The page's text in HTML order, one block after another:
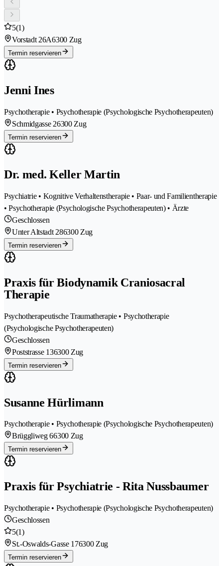
5(1)
Vorstadt 26A6300 Zug
Termin reservieren
Jenni Ines
Psychotherapie • Psychotherapie (Psychologische Psychotherapeuten)
Schmidgasse 26300 Zug
Termin reservieren
Dr. med. Keller Martin
Psychiatrie • Kognitive Verhaltenstherapie • Paar- und Familientherapie
• Psychotherapie (Psychologische Psychotherapeuten) • Ärzte
Geschlossen
Unter Altstadt 286300 Zug
Termin reservieren
Praxis für Biodynamik Craniosacral
Therapie
Psychotherapeutische Traumatherapie • Psychotherapie
(Psychologische Psychotherapeuten)
Geschlossen
Poststrasse 136300 Zug
Termin reservieren
Susanne Hürlimann
Psychotherapie • Psychotherapie (Psychologische Psychotherapeuten)
Brüggliweg 66300 Zug
Termin reservieren
Praxis für Psychiatrie - Rita Nussbaumer
Psychotherapie • Psychotherapie (Psychologische Psychotherapeuten)
Geschlossen
5(1)
St.-Oswalds-Gasse 176300 Zug
Termin reservieren